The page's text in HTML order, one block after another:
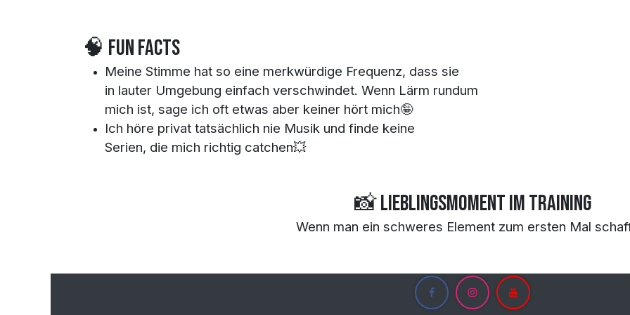
🧠 Fun Facts
Meine Stimme hat so eine merkwürdige Frequenz, dass sie
in lauter Umgebung einfach verschwindet. Wenn Lärm rundum
mich ist, sage ich oft etwas aber keiner hört mich🤪
Ich höre privat tatsächlich nie Musik und finde keine
Serien, die mich richtig catchen💥
📸 Lieblingsmoment im Training
Wenn man ein schweres Element zum ersten Mal